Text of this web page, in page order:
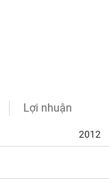
Lợi nhuận
2012